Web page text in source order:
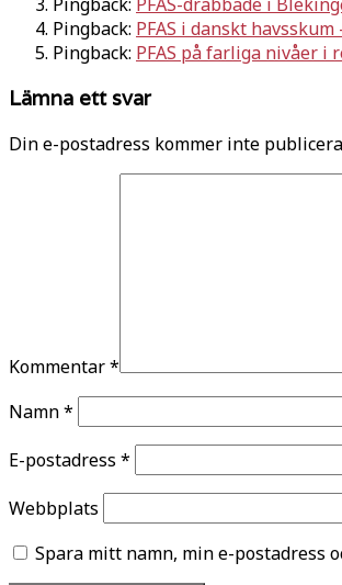
Pingback: PFAS i danskt
Pingback: PFAS på farliga nivåer i
Lämna ett svar
Din e-postadress kommer inte
Kommentar*
Namn*
E-postadress *
Webbplats
Spara mitt namn, min e-postadress